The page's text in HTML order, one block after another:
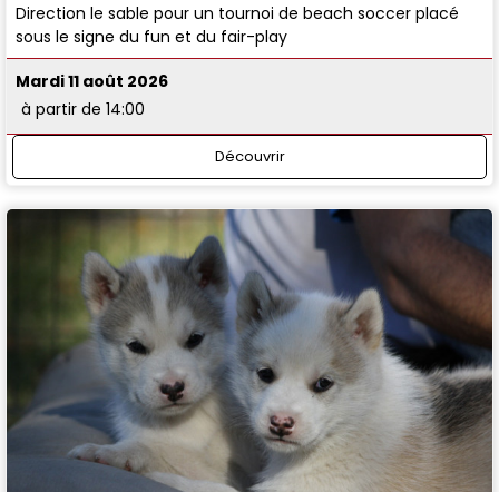
Direction le sable pour un tournoi de beach soccer placé
sous le signe du fun et du fair-play
Mardi 11 août 2026
à partir de 14:00
Découvrir